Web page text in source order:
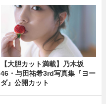
【大胆カット満載】乃木坂
46・与田祐希3rd写真集『ヨー
ダ』公開カット